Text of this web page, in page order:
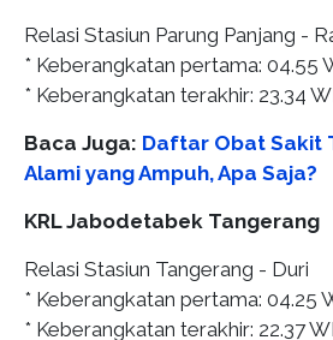
Relasi Stasiun Parung Panjang -
* Keberangkatan pertama: 04.55
* Keberangkatan terakhir: 23.34
Baca Juga: Daftar Obat Sakit
Alami yang Ampuh, Apa Saja?
KRL Jabodetabek Tangerang
Relasi Stasiun Tangerang - Duri
* Keberangkatan pertama: 04.25
* Keberangkatan terakhir: 22.37